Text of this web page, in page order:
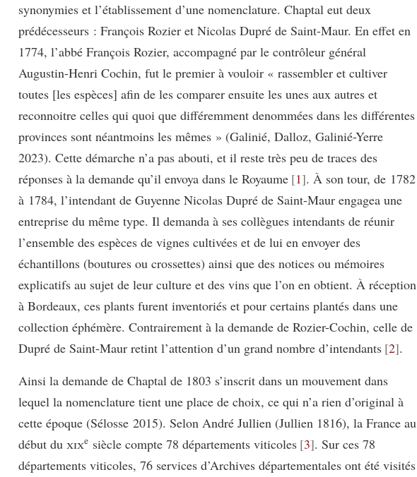
synonymies et l’établissement d’une nomenclature. Chaptal eut deux
prédécesseurs : François Rozier et Nicolas Dupré de Saint-Maur. En effet en
1774, l’abbé François Rozier, accompagné par le contrôleur général
Augustin-Henri Cochin, fut le premier à vouloir « rassembler et cultiver
toutes [les espèces] afin de les comparer ensuite les unes aux autres et
reconnoitre celles qui quoi que différemment denommées dans les différentes
provinces sont néantmoins les mêmes » (Galinié, Dalloz, Galinié-Yerre
2023). Cette démarche n’a pas abouti, et il reste très peu de traces des
réponses à la demande qu’il envoya dans le Royaume 1 . À son tour, de 1782
à 1784, l’intendant de Guyenne Nicolas Dupré de Saint-Maur engagea une
entreprise du même type. Il demanda à ses collègues intendants de réunir
l’ensemble des espèces de vignes cultivées et de lui en envoyer des
échantillons (boutures ou crossettes) ainsi que des notices ou mémoires
explicatifs au sujet de leur culture et des vins que l’on en obtient. À réception
à Bordeaux, ces plants furent inventoriés et pour certains plantés dans une
collection éphémère. Contrairement à la demande de Rozier-Cochin, celle de
Dupré de Saint-Maur retint l’attention d’un grand nombre d’intendants 2 .
Ainsi la demande de Chaptal de 1803 s’inscrit dans un mouvement dans
lequel la nomenclature tient une place de choix, ce qui n’a rien d’original à
cette époque (Sélosse 2015). Selon André Jullien (Jullien 1816), la France au
début du xixe siècle compte 78 départements viticoles 3 . Sur ces 78
départements viticoles, 76 services d’Archives départementales ont été visités